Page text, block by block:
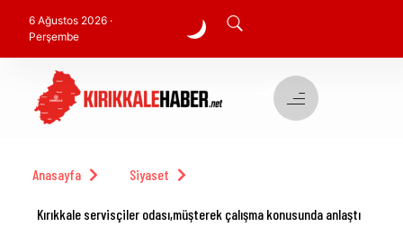
6 Ağustos 2026 ·
Perşembe
Anasayfa Siyaset
Kırıkkale servisçiler odası,müşterek çalışma konusunda anlaştı